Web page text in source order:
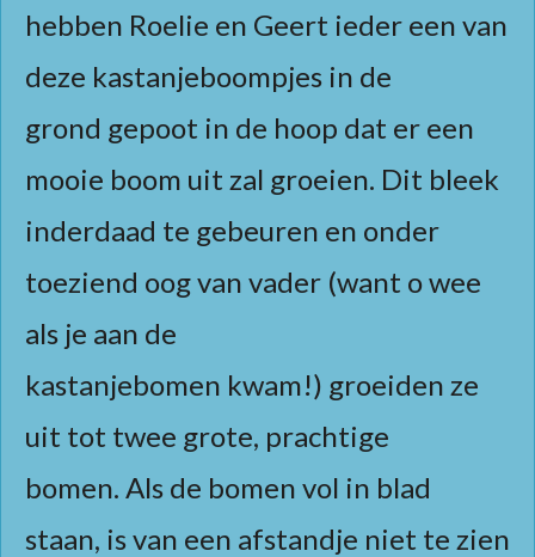
hebben Roelie en Geert ieder een van
deze kastanjeboompjes in de
grond gepoot in de hoop dat er een
mooie boom uit zal groeien. Dit bleek
inderdaad te gebeuren en onder
toeziend oog van vader (want o wee
als je aan de
kastanjebomen kwam!) groeiden ze
uit tot twee grote, prachtige
bomen. Als de bomen vol in blad
staan, is van een afstandje niet te zien